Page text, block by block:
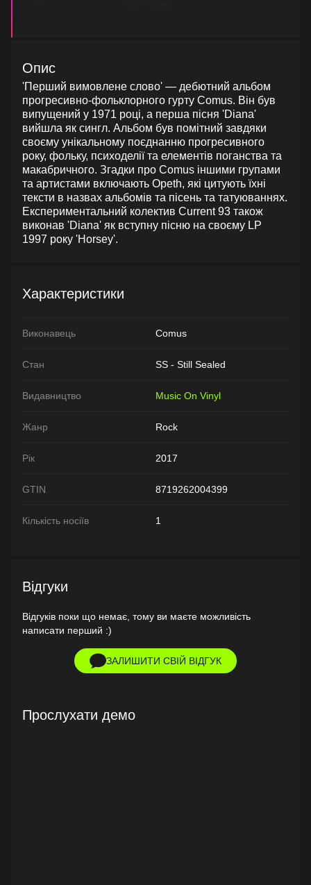
Опис
'Перший вимовлене слово' — дебютний альбом
прогресивно-фольклорного гурту Comus. Він був
випущений у 1971 році, а перша пісня 'Diana'
вийшла як сингл. Альбом був помітний завдяки
своєму унікальному поєднанню прогресивного
року, фольку, психоделії та елементів поганства та
макабричного. Згадки про Comus іншими групами
та артистами включають Opeth, які цитують їхні
тексти в назвах альбомів та пісень та татуюваннях.
Експериментальний колектив Current 93 також
виконав 'Diana' як вступну пісню на своєму LP
1997 року 'Horsey'.
Характеристики
Виконавець Comus
Стан SS - Still Sealed
Видавництво Music On Vinyl
Жанр Rock
Рік 2017
GTIN 8719262004399
Кількість носіїв 1
Відгуки
Відгуків поки що немає, тому ви маєте можливість
написати перший :)
ЗАЛИШИТИ СВІЙ ВІДГУК
Прослухати демо